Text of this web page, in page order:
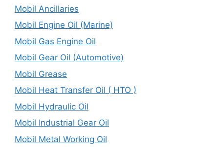
Mobil Ancillaries
Mobil Engine Oil (Marine)
Mobil Gas Engine Oil
Mobil Gear Oil (Automotive)
Mobil Grease
Mobil Heat Transfer Oil ( HTO )
Mobil Hydraulic Oil
Mobil Industrial Gear Oil
Mobil Metal Working Oil